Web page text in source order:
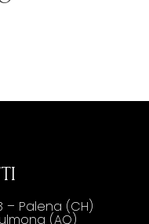
– Palena (CH)
(AQ)